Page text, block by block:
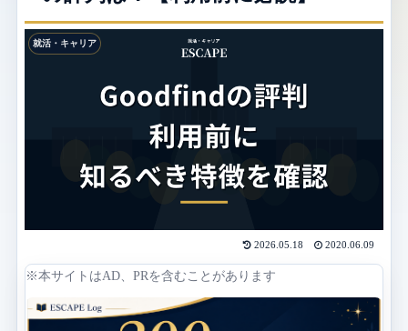
就活・キャリア
2026.05.18 2020.06.09
※本サイトはAD、PRを含むことがあります